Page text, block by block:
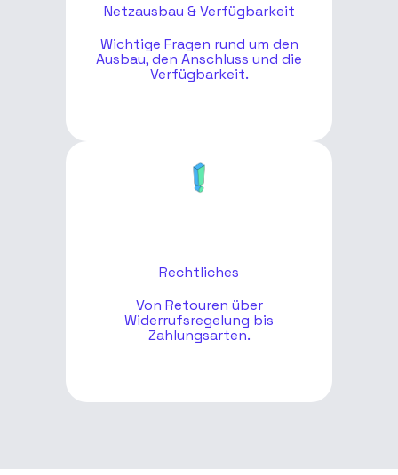
Netzausbau & Verfügbarkeit
Wichtige Fragen rund um den
Ausbau, den Anschluss und die
Verfügbarkeit.
Rechtliches
Von Retouren über
Widerrufsregelung bis
Zahlungsarten.